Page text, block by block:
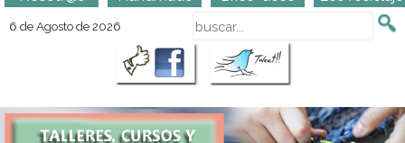
6 de Agosto de 2026